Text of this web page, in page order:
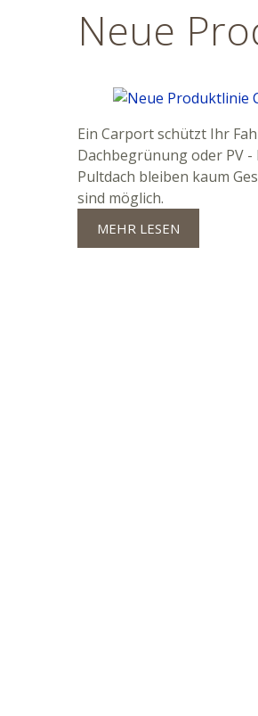
Neue
Ein Carport schützt Ihr
Dachbegrünung oder PV
Pultdach bleiben kaum
sind möglich.
MEHR LESEN